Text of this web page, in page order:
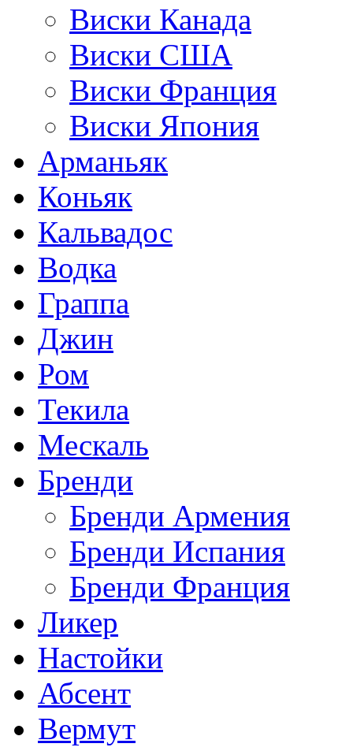
Виски Канада
Виски США
Виски Франция
Виски Япония
Арманьяк
Коньяк
Кальвадос
Водка
Граппа
Джин
Ром
Текила
Мескаль
Бренди
Бренди Армения
Бренди Испания
Бренди Франция
Ликер
Настойки
Абсент
Вермут